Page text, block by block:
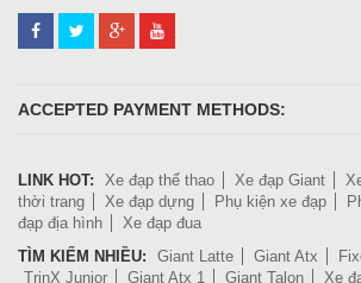
ACCEPTED PAYMENT METHODS:
LINK HOT: Xe đạp thể thao Xe đạp Giant
thời trang
Xe đạp dựng Phụ kiện xe đạp
đạp địa hình
Xe đạp đua
TÌM KIẾM NHIỀU:
Giant Latte Giant Atx
TrinX Junior
Giant Atx 1 Giant Talon Xe